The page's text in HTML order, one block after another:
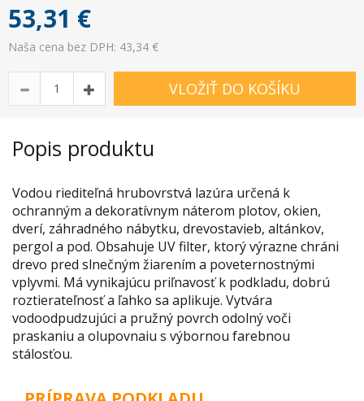
53,31 €
Naša cena bez DPH: 43,34 €
VLOŽIŤ DO KOŠÍKU
Popis produktu
Vodou riediteľná hrubovrstvá lazúra určená k
ochranným a dekoratívnym náterom plotov, okien,
dverí, záhradného nábytku, drevostavieb, altánkov,
pergol a pod. Obsahuje UV filter, ktorý výrazne chráni
drevo pred slnečným žiarením a poveternostnými
vplyvmi. Má vynikajúcu priľnavosť k podkladu, dobrú
roztierateľnosť a ľahko sa aplikuje. Vytvára
vodoodpudzujúci a pružný povrch odolný voči
praskaniu a olupovnaiu s výbornou farebnou
stálosťou.